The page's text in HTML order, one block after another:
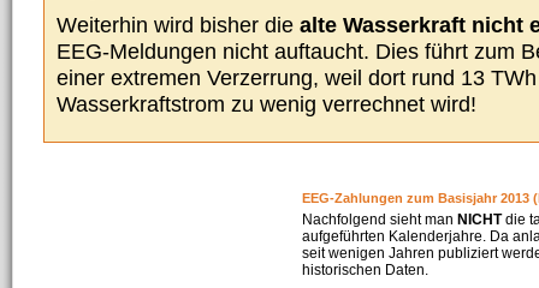
Weiterhin wird bisher die alte Wasserkraft nicht
EEG-Meldungen nicht auftaucht. Dies führt zum
einer extremen Verzerrung, weil dort rund 13
Wasserkraftstrom zu wenig verrechnet wird!
EEG-Zahlungen zum Basisjahr 2013
Nachfolgend sieht man NICHTdie
aufgeführten Kalenderjahre. Da
seit wenigen Jahren publiziert
historischen Daten.